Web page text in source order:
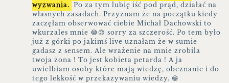
wyzwania. Po za tym lubię iść pod prąd, działać na
własnych zasadach. Przyznam że na początku kiedy
zaczęłam obserwować ciebie Michał Dachowski to
wkurzales mnie 😂🙃 sorry za szczerość. Po tem było
już z górki po jakimś live uznałam że w sumie
gadasz z sensem. Ale wrażenie na mnie zrobila
twoja żona ! To jest kobieta petarda ! A ja
uwielbiam osoby które mają wiedzę, obeznanie i do
tego lekkość w przekazywaniu wiedzy. 😁